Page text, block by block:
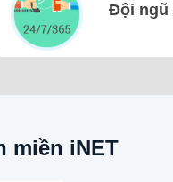
Đội ngũ
miền iNET